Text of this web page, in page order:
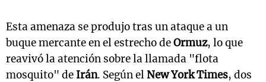
Esta amenaza se produjo tras un ataque a un
buque mercante en el estrecho deOrmuz, lo que
reavivó la atención sobre la llamada "flota
mosquito" de Irán. Según elNew York Times, dos